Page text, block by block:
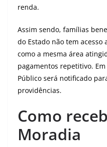
renda.
Assim sendo, famílias
do Estado não tem
como a mesma área
pagamentos repetitivo.
Público será notificado
providências.
Como
Moradia